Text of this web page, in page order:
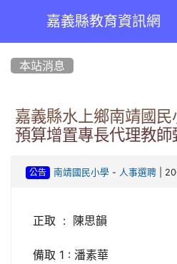
嘉義縣教育資訊網
本站消息
嘉義縣水上鄉南靖國民
預算增置專長代理教師
公告 南靖國民小學- 人事選聘|
正取 : 陳思韻
備取 1 : 潘素華